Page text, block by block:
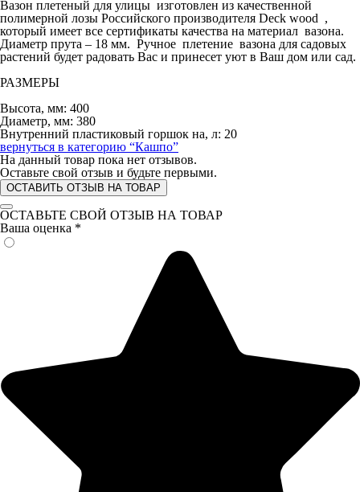
Вазон плетеный для улицы изготовлен из качественной
полимерной лозы Российского производителя Deck wood ,
который имеет все сертификаты качества на материал вазона.
Диаметр прута – 18 мм. Ручное плетение вазона для садовых
растений будет радовать Вас и принесет уют в Ваш дом или сад.
РАЗМЕРЫ
Высота, мм: 400
Диаметр, мм: 380
Внутренний пластиковый горшок на, л: 20
вернуться в категорию “Кашпо”
На данный товар пока нет отзывов.
Оставьте свой отзыв и будьте первыми.
ОСТАВИТЬ ОТЗЫВ НА ТОВАР
ОСТАВЬТЕ СВОЙ ОТЗЫВ НА ТОВАР
Ваша оценка *